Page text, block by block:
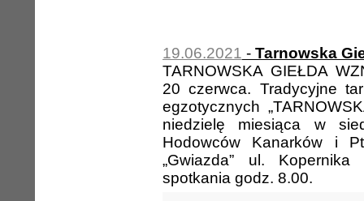
19.06.2021 - Tarnowska
TARNOWSKA GIEŁDA
20 czerwca. Tradycyjne
egzotycznych
niedzielę miesiąca w
Hodowców Kanarków i
„Gwiazda” ul.
spotkania godz. 8.00.